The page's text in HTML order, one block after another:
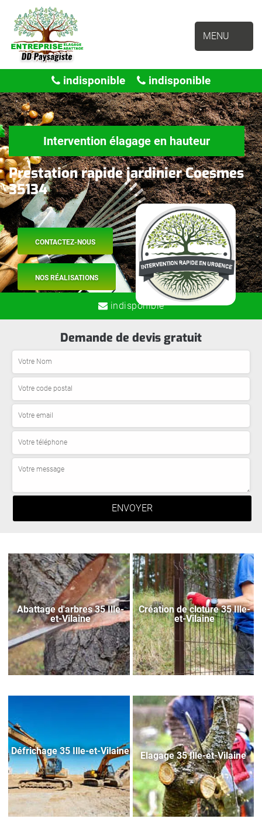
MENU
indisponible indisponible
Intervention élagage en hauteur
Prestation rapide jardinier Coesmes
35134
CONTACTEZ-NOUS
NOS RÉALISATIONS
indisponible
Demande de devis gratuit
Abattage d'arbres 35 Ille-
et-Vilaine
Création de cloture 35 Ille-
et-Vilaine
Défrichage 35 Ille-et-Vilaine Elagage 35 Ille-et-Vilaine